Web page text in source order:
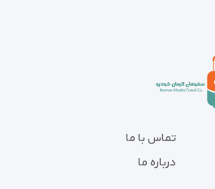
تماس با ما
درباره ما